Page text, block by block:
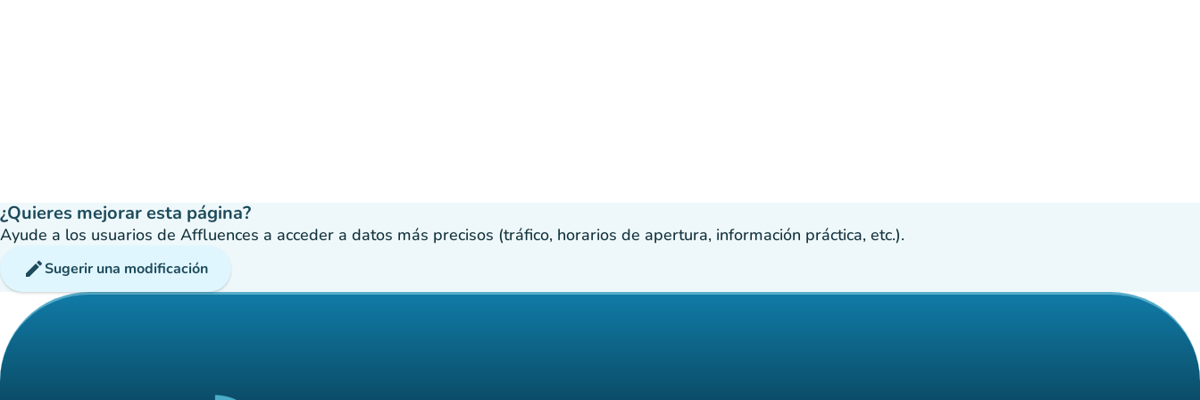
¿Quieres mejorar esta página?
Ayude a los usuarios de Affluences a acceder a datos más precisos (tráfico, horarios de apertura, información práctica, etc.).
editSugerir una modificación